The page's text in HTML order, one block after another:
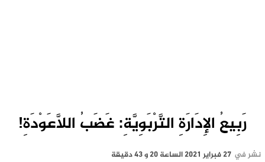
رَبِيعُ الإِدَارَةِ التَّرْبَوِيَّةِ: غَضَبُ اللَّاعَوْدَةِ!
نشر في 27 فبراير 2021 الساعة 20 و 43 دقيقة